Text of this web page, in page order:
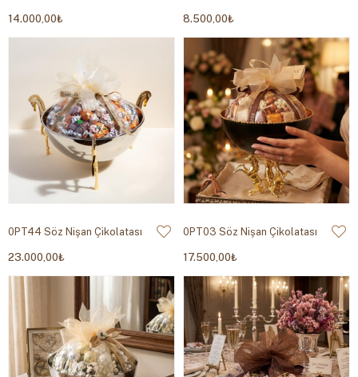
14.000,00₺ 8.500,00₺
0PT44 Söz Nişan Çikolatası
23.000,00₺
0PT03 Söz Nişan Çikolatası
17.500,00₺